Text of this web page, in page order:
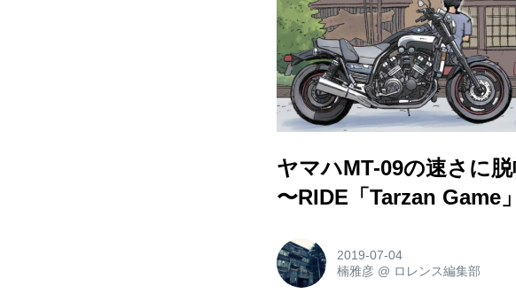
ヤマハMT-09の速さに
〜RIDE「Tarzan Game
2019-07-04
楠雅彦 @ ロレンス編集部